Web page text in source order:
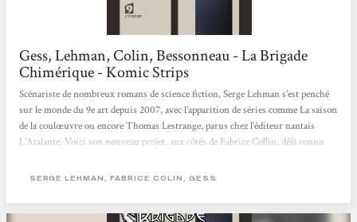
Gess, Lehman, Colin, Bessonneau - La Brigade
Chimérique - Komic Strips
Scénariste de nombreux romans de science fiction, Serge Lehman s’est penché
sur le monde du 9e art depuis 2007, avec l’apparition de séries comme La saison
de la coulœuvre ou encore Thomas Lestrange, parus chez l’éditeur nantais
L’Atalante. Voici son nouveau projet, aux côtés de Fabrice Collin, déjà connu
d’ores et déjà prévue en 6 tomes, avec un rythme de parution très rapproché : les
mieux se fondre dans cet univers....
SERGE LEHMAN, FABRICE COLIN, GESS